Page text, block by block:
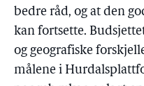
bedre råd, og at den
kan fortsette.
og geografiske
målene i